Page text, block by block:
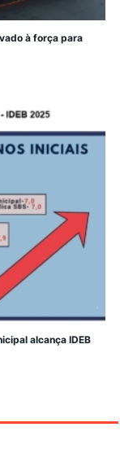
à força para
alcança IDEB